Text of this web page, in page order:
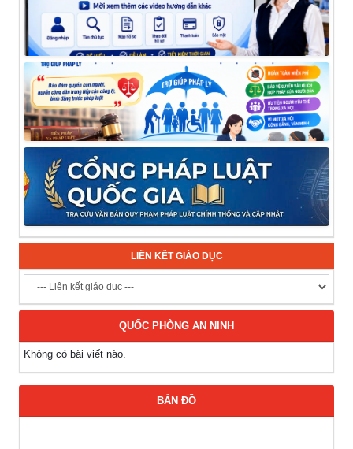
LIÊN KẾT GIÁO DỤC
QUỐC PHÒNG AN NINH
Không có bài viết nào.
BẢN ĐỒ